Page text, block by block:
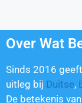
Over Wat
Sinds 2016
uitleg bij Duitse,
De betekenis van